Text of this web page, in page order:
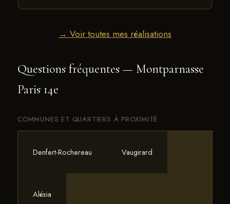
→ Voir toutes mes réalisations
Questions fréquentes — Montparnasse
Paris 14e
COMMUNES ET QUARTIERS À PROXIMITÉ
Denfert-Rochereau Vaugirard
Alésia